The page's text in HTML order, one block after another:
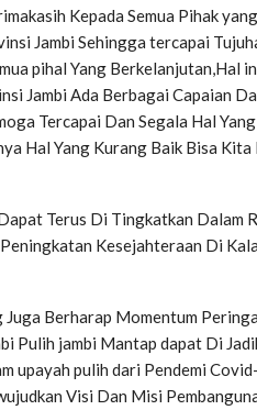
Kepada Semua Pihak
Jambi Sehingga tercapai
pihal Yang Berkelanjutan,Hal
Jambi Ada Berbagai Capaian
Tercapai Dan Segala Hal
Hal Yang Kurang Baik Bisa Kita
Terus Di Tingkatkan Dalam
Kesejahteraan Di
Berharap Momentum
Pulih jambi Mantap dapat Di
upayah pulih dari Pendemi
Visi Dan Misi